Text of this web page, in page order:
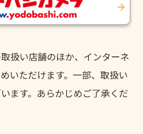
扱い店舗のほか、インターネ
いただけます。一部、取扱い
ます。あらかじめご了承くだ